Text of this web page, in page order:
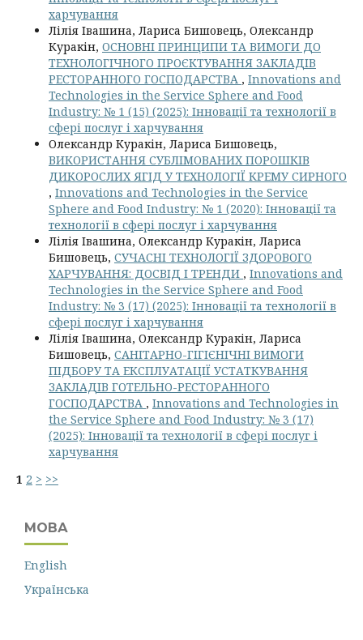
харчування
Лілія Івашина, Лариса Бишовець, Олександр
Куракін, ОСНОВНІ ПРИНЦИПИ ТА ВИМОГИ ДО
ТЕХНОЛОГІЧНОГО ПРОЄКТУВАННЯ ЗАКЛАДІВ
РЕСТОРАННОГО ГОСПОДАРСТВА , Innovations and
Technologies in the Service Sphere and Food
Industry: № 1 (15) (2025): Інновації та технології в
сфері послуг і харчування
Олександр Куракін, Лариса Бишовець,
ВИКОРИСТАННЯ СУБЛІМОВАНИХ ПОРОШКІВ
ДИКОРОСЛИХ ЯГІД У ТЕХНОЛОГІЇ КРЕМУ СИРНОГО
, Innovations and Technologies in the Service
Sphere and Food Industry: № 1 (2020): Інновації та
технології в сфері послуг і харчування
Лілія Івашина, Олександр Куракін, Лариса
Бишовець, СУЧАСНІ ТЕХНОЛОГІЇ ЗДОРОВОГО
ХАРЧУВАННЯ: ДОСВІД І ТРЕНДИ , Innovations and
Technologies in the Service Sphere and Food
Industry: № 3 (17) (2025): Інновації та технології в
сфері послуг і харчування
Лілія Івашина, Олександр Куракін, Лариса
Бишовець, САНІТАРНО-ГІГІЄНІЧНІ ВИМОГИ
ПІДБОРУ ТА ЕКСПЛУАТАЦІЇ УСТАТКУВАННЯ
ЗАКЛАДІВ ГОТЕЛЬНО-РЕСТОРАННОГО
ГОСПОДАРСТВА , Innovations and Technologies in
the Service Sphere and Food Industry: № 3 (17)
(2025): Інновації та технології в сфері послуг і
харчування
1 2 > >>
МОВА
English
Українська